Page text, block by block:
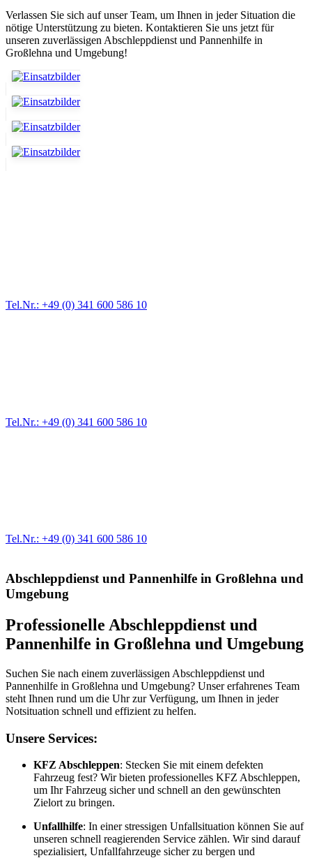
Verlassen Sie sich auf unser Team, um Ihnen in jeder Situation die
nötige Unterstützung zu bieten. Kontaktieren Sie uns jetzt für
unseren zuverlässigen Abschleppdienst und Pannenhilfe in
Großlehna und Umgebung!
Tel.Nr.: +49 (0) 341 600 586 10
Tel.Nr.: +49 (0) 341 600 586 10
Tel.Nr.: +49 (0) 341 600 586 10
Abschleppdienst und Pannenhilfe in Großlehna und
Umgebung
Professionelle Abschleppdienst und
Pannenhilfe in Großlehna und Umgebung
Suchen Sie nach einem zuverlässigen Abschleppdienst und
Pannenhilfe in Großlehna und Umgebung? Unser erfahrenes Team
steht Ihnen rund um die Uhr zur Verfügung, um Ihnen in jeder
Notsituation schnell und effizient zu helfen.
Unsere Services:
KFZ Abschleppen: Stecken Sie mit einem defekten
Fahrzeug fest? Wir bieten professionelles KFZ Abschleppen,
um Ihr Fahrzeug sicher und schnell an den gewünschten
Zielort zu bringen.
Unfallhilfe: In einer stressigen Unfallsituation können Sie auf
unseren schnell reagierenden Service zählen. Wir sind darauf
spezialisiert, Unfallfahrzeuge sicher zu bergen und